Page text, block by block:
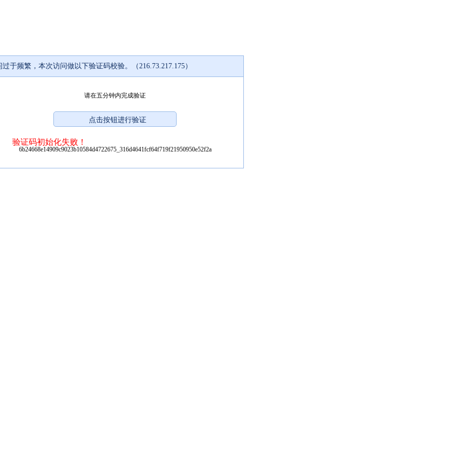
过于频繁，本次访问做以下验证码校验。（216.73.217.175）
请在五分钟内完成验证
验证码初始化失败！
6b24668e14909c9023b10584d4722675_316d4641fcf64f719f21950950e52f2a